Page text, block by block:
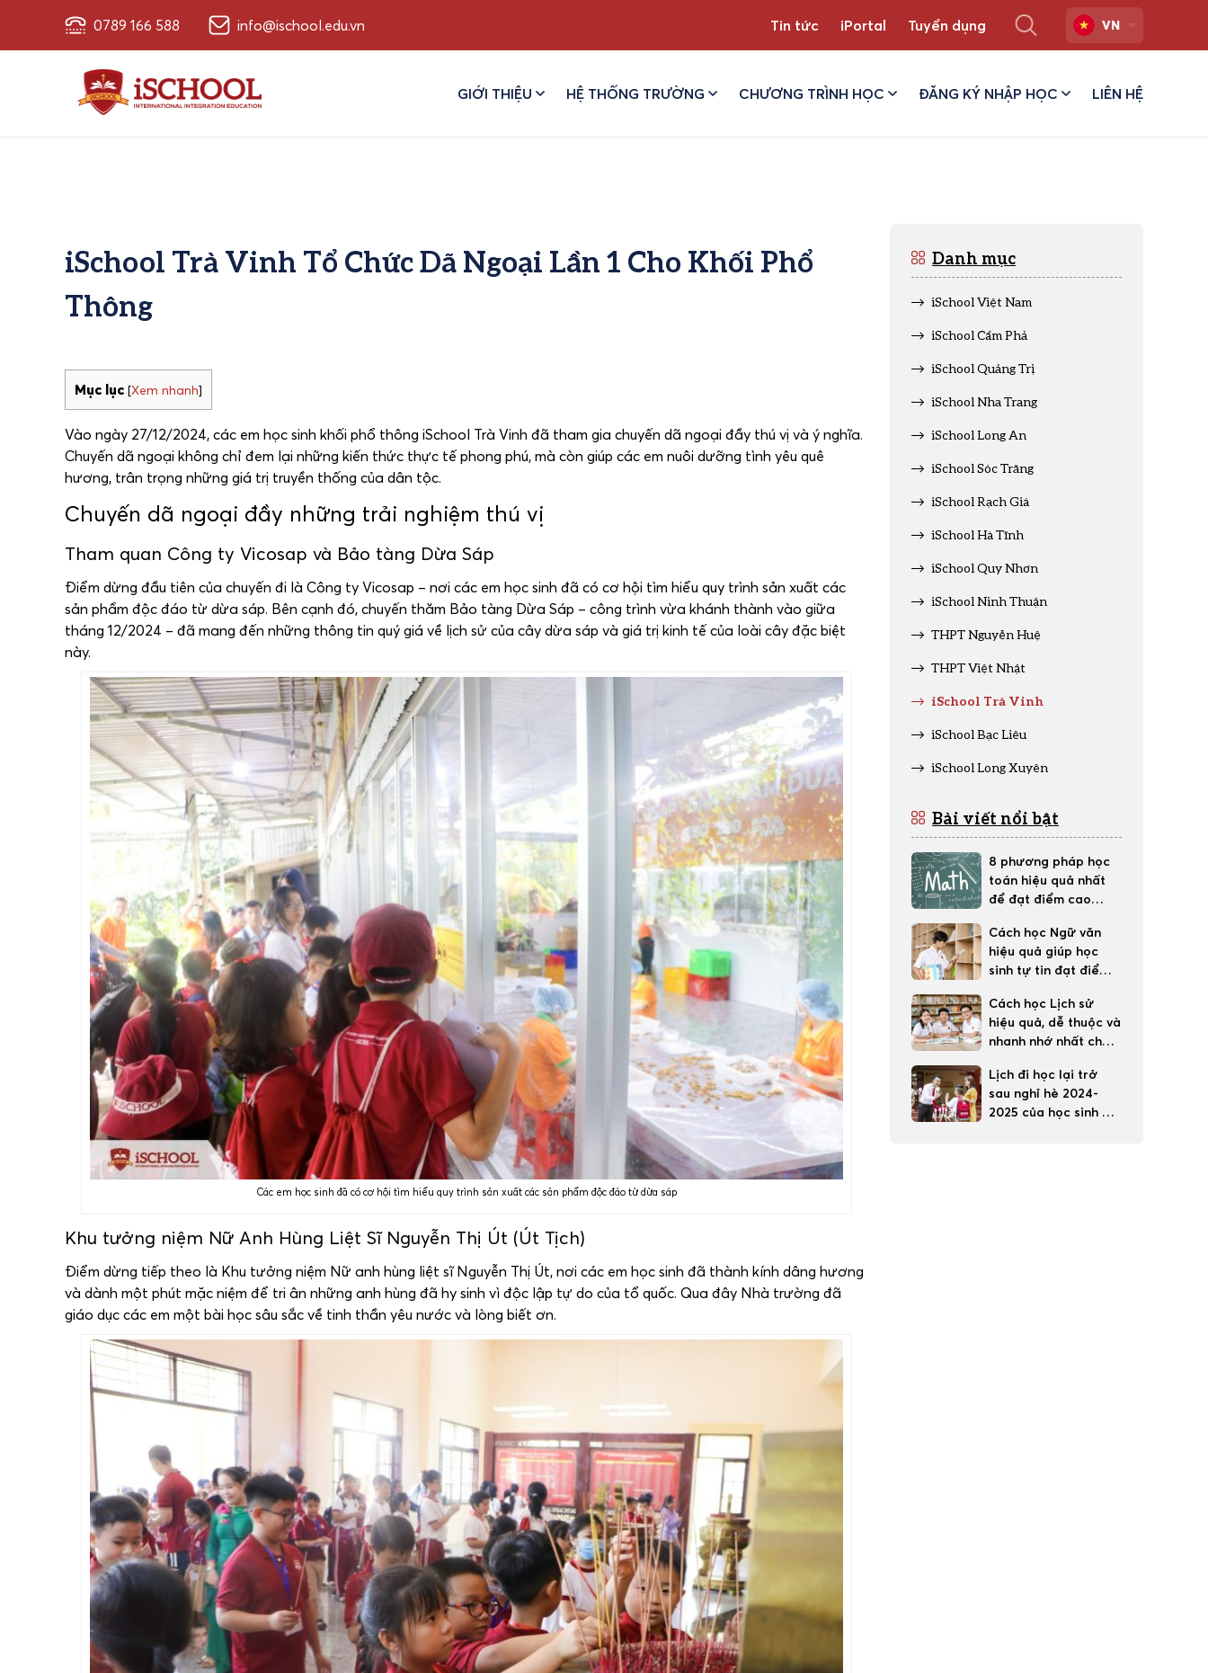
0789 166 588 info@ischool.edu.vn Tin tức iPortal Tuyển dụng VN
GIỚI THIỆU HỆ THỐNG TRƯỜNG CHƯƠNG TRÌNH HỌC ĐĂNG KÝ NHẬP HỌC LIÊN HỆ
iSchool Trà Vinh Tổ Chức Dã Ngoại Lần 1 Cho Khối Phổ
Thông
Mục lục [Xem nhanh]
Vào ngày 27/12/2024, các em học sinh khối phổ thông iSchool Trà Vinh đã tham gia chuyến dã ngoại đầy thú vị và ý nghĩa.
Chuyến dã ngoại không chỉ đem lại những kiến thức thực tế phong phú, mà còn giúp các em nuôi dưỡng tình yêu quê
hương, trân trọng những giá trị truyền thống của dân tộc.
Chuyến dã ngoại đầy những trải nghiệm thú vị
Tham quan Công ty Vicosap và Bảo tàng Dừa Sáp
Điểm dừng đầu tiên của chuyến đi là Công ty Vicosap – nơi các em học sinh đã có cơ hội tìm hiểu quy trình sản xuất các
sản phẩm độc đáo từ dừa sáp. Bên cạnh đó, chuyến thăm Bảo tàng Dừa Sáp – công trình vừa khánh thành vào giữa
tháng 12/2024 – đã mang đến những thông tin quý giá về lịch sử của cây dừa sáp và giá trị kinh tế của loài cây đặc biệt
này.
Các em học sinh đã có cơ hội tìm hiểu quy trình sản xuất các sản phẩm độc đáo từ dừa sáp
Khu tưởng niệm Nữ Anh Hùng Liệt Sĩ Nguyễn Thị Út (Út Tịch)
Điểm dừng tiếp theo là Khu tưởng niệm Nữ anh hùng liệt sĩ Nguyễn Thị Út, nơi các em học sinh đã thành kính dâng hương
và dành một phút mặc niệm để tri ân những anh hùng đã hy sinh vì độc lập tự do của tổ quốc. Qua đây Nhà trường đã
giáo dục các em một bài học sâu sắc về tinh thần yêu nước và lòng biết ơn.
Danh mục
iSchool Việt Nam
iSchool Cẩm Phả
iSchool Quảng Trị
iSchool Nha Trang
iSchool Long An
iSchool Sóc Trăng
iSchool Rạch Giá
iSchool Hà Tĩnh
iSchool Quy Nhơn
iSchool Ninh Thuận
THPT Nguyễn Huệ
THPT Việt Nhật
iSchool Trà Vinh
iSchool Bạc Liêu
iSchool Long Xuyên
Bài viết nổi bật
8 phương pháp học
toán hiệu quả nhất
để đạt điểm cao
Cách học Ngữ văn
hiệu quả giúp học
sinh tự tin đạt điểm
Cách học Lịch sử
hiệu quả, dễ thuộc và
nhanh nhớ nhất cho
Lịch đi học lại trở
sau nghỉ hè 2024-
2025 của học sinh 63